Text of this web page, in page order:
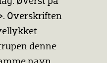
Overskriften
denne